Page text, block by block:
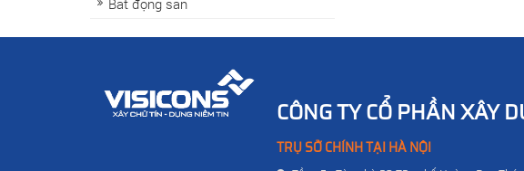
Bất động sản
CÔNG TY CỔ PHẦN XÂY
TRỤ SỞ CHÍNH TẠI HÀ NỘI